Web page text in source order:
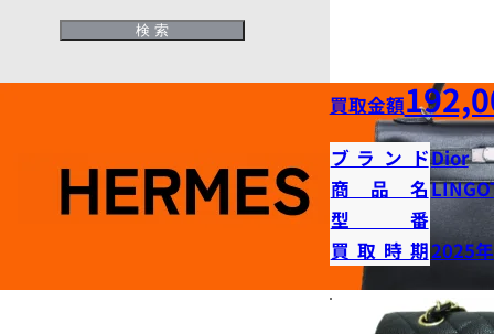
買取金額
ブランドDior
商品名
型番
買取時期2025